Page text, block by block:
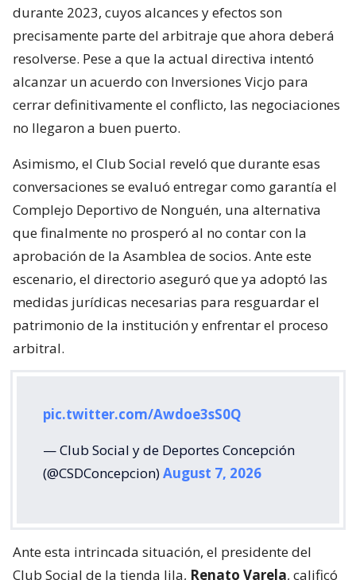
durante 2023, cuyos alcances y efectos son
precisamente parte del arbitraje que ahora deberá
resolverse. Pese a que la actual directiva intentó
alcanzar un acuerdo con Inversiones Vicjo para
cerrar definitivamente el conflicto, las negociaciones
no llegaron a buen puerto.
Asimismo, el Club Social reveló que durante esas
conversaciones se evaluó entregar como garantía el
Complejo Deportivo de Nonguén, una alternativa
que finalmente no prosperó al no contar con la
aprobación de la Asamblea de socios. Ante este
escenario, el directorio aseguró que ya adoptó las
medidas jurídicas necesarias para resguardar el
patrimonio de la institución y enfrentar el proceso
arbitral.
pic.twitter.com/Awdoe3sS0Q
— Club Social y de Deportes Concepción
(@CSDConcepcion)August 7, 2026
Ante esta intrincada situación, el presidente del
Club Social de la tienda lila, Renato Varela, calificó